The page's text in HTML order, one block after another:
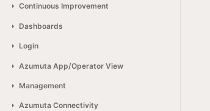
Continuous Improvement
Dashboards
Login
Azumuta App/Operator View
Management
Azumuta Connectivity